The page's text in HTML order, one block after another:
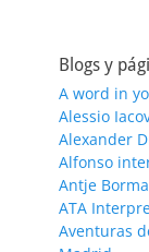
Blogs y
A word in
Alessio
Alexander
Alfonso
Antje
ATA
Aventuras